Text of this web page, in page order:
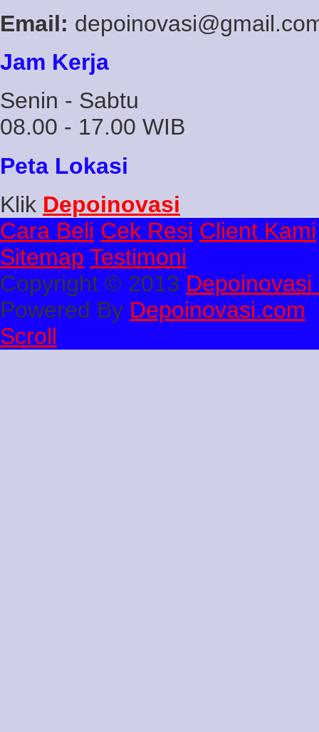
Email:
Jam Kerja
Senin - Sabtu
08.00 - 17.00 WIB
Peta Lokasi
Klik Depoinovasi
Cara Beli Cek Resi Client Kami
Sitemap Testimoni
Copyright © 2013
Powered By Depoinovasi.com
Scroll